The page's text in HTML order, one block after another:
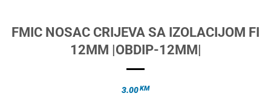
FMIC NOSAC CRIJEVA SA IZOLACIJOM FI
12MM |OBDIP-12MM|
3.00KM